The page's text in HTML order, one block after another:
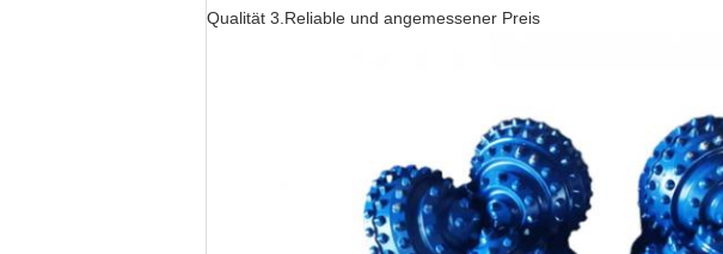
Qualität 3.Reliable und angemessener Preis